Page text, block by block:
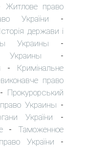
Житлове право
України -
Історія держави і
Украины -
Украины -
- Кримінальне
право
- Прокурорський
Украины -
України -
- Таможенное
України -